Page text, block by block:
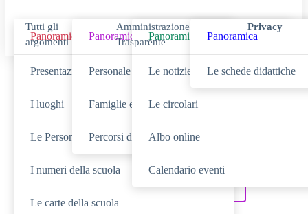
Panoramica
Presentazione
I luoghi
Le Persone
I numeri della scuola
Le carte della scuola
Panoramica
Personale scolastico
Famiglie e studenti
Percorsi di studio
Panoramica
Le notizie
Le circolari
Albo online
Calendario eventi
Panoramica
Le schede didattiche
Tutti gli
argomenti
Amministrazione
Trasparente
Privacy
Cerca
SERVIZI